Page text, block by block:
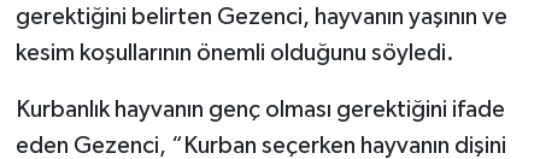
gerektiğini belirten Gezenci, hayvanın yaşının ve
kesim koşullarının önemli olduğunu söyledi.
Kurbanlık hayvanın genç olması gerektiğini ifade
eden Gezenci, “Kurban seçerken hayvanın dişini